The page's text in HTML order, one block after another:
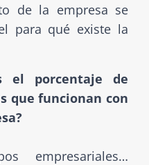
de la empresa se
para qué existe la
el porcentaje de
que funcionan con
empresariales…